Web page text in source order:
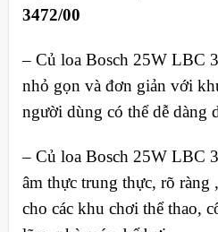
3472/00
– Củ loa Bosch 25W LBC
nhỏ gọn và đơn giản với
người dùng có thể dễ dàng
– Củ loa Bosch 25W LBC
âm thực trung thực, rõ ràng
cho các khu chơi thể thao,